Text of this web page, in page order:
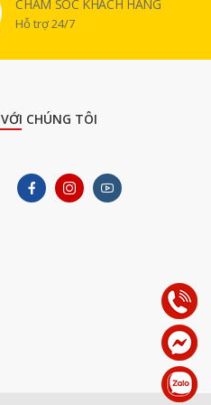
CHĂM SÓC KHÁCH HÀNG
Hỗ trợ 24/7
CHÚNG TÔI